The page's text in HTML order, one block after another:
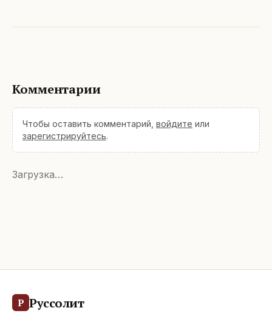
Комментарии
Чтобы оставить комментарий, войдите или
зарегистрируйтесь.
Загрузка…
Р Руссолит